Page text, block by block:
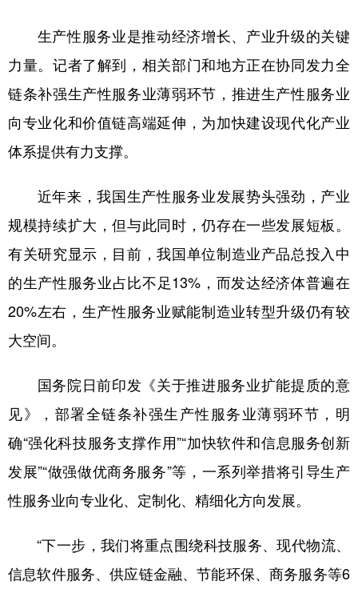
食品 人居 信息化 数字经济
学术中国 乡村振兴 银龄 溯源中国
城市 旅游 能源 会展
彩票 娱乐
公益 一带一路 亚太网 上市公司
文化产业
地方频道
北京 天津 河北 山西
浙江 安徽 福建 江西
山东 河南 湖北 湖南
生产性服务业是推动经济增长、产业升级的关键
力量。记者了解到，相关部门和地方正在协同发力全
链条补强生产性服务业薄弱环节，推进生产性服务业
向专业化和价值链高端延伸，为加快建设现代化产业
体系提供有力支撑。
近年来，我国生产性服务业发展势头强劲，产业
规模持续扩大，但与此同时，仍存在一些发展短板。
有关研究显示，目前，我国单位制造业产品总投入中
的生产性服务业占比不足13%，而发达经济体普遍在
20%左右，生产性服务业赋能制造业转型升级仍有较
大空间。
国务院日前印发《关于推进服务业扩能提质的意
见》，部署全链条补强生产性服务业薄弱环节，明
确“强化科技服务支撑作用”“加快软件和信息服务创新
发展”“做强做优商务服务”等，一系列举措将引导生产
性服务业向专业化、定制化、精细化方向发展。
“下一步，我们将重点围绕科技服务、现代物流、
信息软件服务、供应链金融、节能环保、商务服务等6